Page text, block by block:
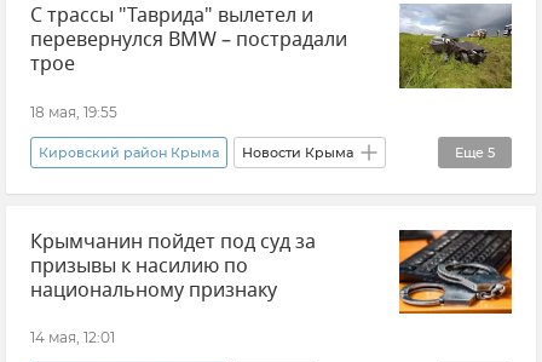
Феодосия Белогорский район
Нижнегорский район
Энергосистема Крыма Электроэнергия
Электричество
Новости Крыма
С трассы "Таврида" вылетел и
перевернулся BMW – пострадали
трое
18 мая, 19:55
Еще 5
Кировский район Крыма Новости Крыма
Госавтоинспекция Крыма
МВД по Республике Крым Происшествия
Прокуратура Республики Крым
Крымчанин пойдет под суд за
призывы к насилию по
национальному признаку
14 мая, 12:01